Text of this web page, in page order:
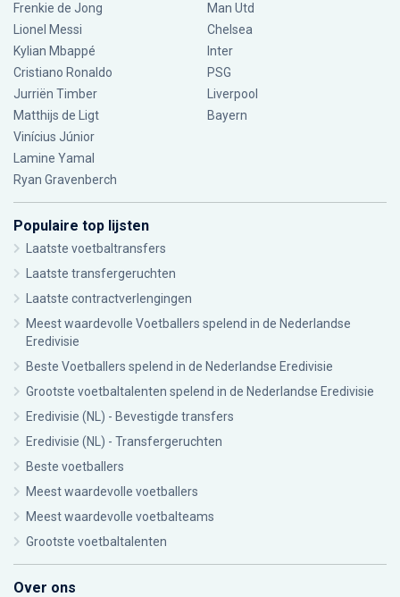
Frenkie de Jong
Lionel Messi
Kylian Mbappé
Cristiano Ronaldo
Jurriën Timber
Matthijs de Ligt
Vinícius Júnior
Lamine Yamal
Ryan Gravenberch
Man Utd
Chelsea
Inter
PSG
Liverpool
Bayern
Populaire top lijsten
Laatste voetbaltransfers
Laatste transfergeruchten
Laatste contractverlengingen
Meest waardevolle Voetballers spelend in de Nederlandse
Eredivisie
Beste Voetballers spelend in de Nederlandse Eredivisie
Grootste voetbaltalenten spelend in de Nederlandse Eredivisie
Eredivisie (NL) - Bevestigde transfers
Eredivisie (NL) - Transfergeruchten
Beste voetballers
Meest waardevolle voetballers
Meest waardevolle voetbalteams
Grootste voetbaltalenten
Over ons